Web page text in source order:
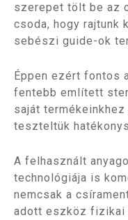
szerepet tölt be az
csoda, hogy rajtunk
sebészi guide-ok
Éppen ezért fontos
fentebb említett
saját
teszteltük
A felhasznált
technológiája is
nemcsak a
adott eszköz fizikai